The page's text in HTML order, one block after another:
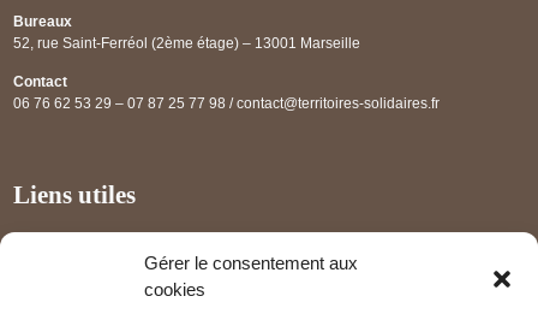
Gérer le consentement aux
cookies
Bureaux
52, rue Saint-Ferréol (2ème étage) – 13001 Marseille
Contact
06 76 62 53 29 – 07 87 25 77 98 / contact@territoires-solidaires.fr
Liens utiles
Panorama des projets